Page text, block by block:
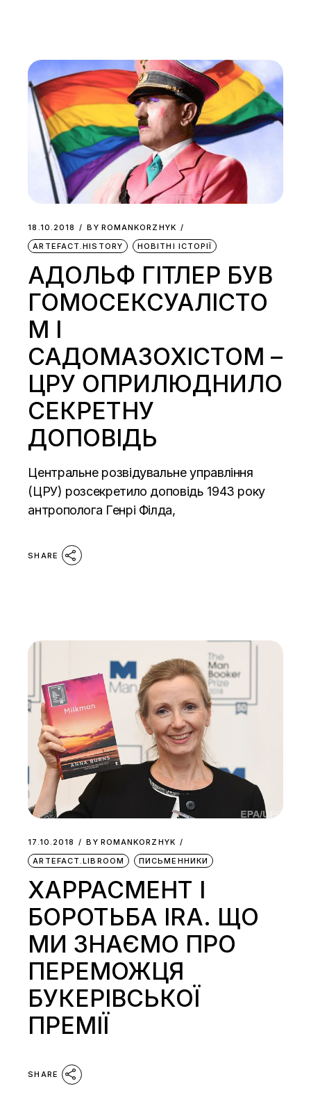
18.10.2018 BY ROMANKORZHYK
ARTEFACT.HISTORY
НОВІТНІ ІСТОРІЇ
АДОЛЬФ ГІТЛЕР БУВ
ГОМОСЕКСУАЛІСТО
М І
САДОМАЗОХІСТОМ –
ЦРУ ОПРИЛЮДНИЛО
СЕКРЕТНУ
ДОПОВІДЬ
Центральне розвідувальне управління
(ЦРУ) розсекретило доповідь 1943 року
антрополога Генрі Філда,
SHARE
17.10.2018 BY ROMANKORZHYK
ARTEFACT.LIBROOM
ПИСЬМЕННИКИ
ХАРРАСМЕНТ І
БОРОТЬБА IRA. ЩО
МИ ЗНАЄМО ПРО
ПЕРЕМОЖЦЯ
БУКЕРІВСЬКОЇ
ПРЕМІЇ
SHARE